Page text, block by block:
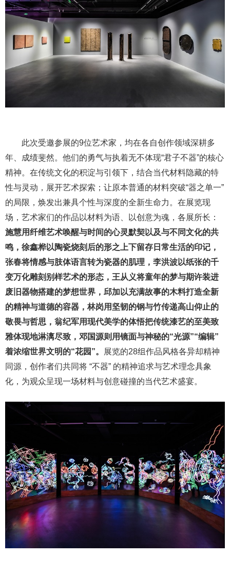
此次受邀参展的9位艺术家，均在各自创作领域深耕多
年、成绩斐然。他们的勇气与执着无不体现“君子不器”的核心
精神。在传统文化的积淀与引领下，结合当代材料隐藏的特
性与灵动，展开艺术探索；让原本普通的材料突破“器之单一”
的局限，焕发出兼具个性与深度的全新生命力。在展览现
场，艺术家们的作品以材料为语、以创意为魂，各展所长：
施慧用纤维艺术唤醒与时间的心灵默契以及与不同文化的共
鸣，徐鑫桦以陶瓷烧刻后的形之上下留存日常生活的印记，
张春将情感与肢体语言转为瓷器的肌理，李洪波以纸张的千
变万化雕刻别样艺术的形态，王从义将童年的梦与期许装进
废旧器物搭建的梦想世界，邱加以充满故事的木料打造全新
的精神与道德的容器，林岗用坚韧的钢与竹传递高山仰止的
敬畏与哲思，翁纪军用现代美学的体悟把传统漆艺的至美致
雅体现地淋漓尽致，邓国源则用镜面与神秘的“光源”“编辑”
着浓缩世界文明的“花园”。
展览的28组作品风格各异却精神
同源，创作者们共同将 “不器” 的精神追求与艺术理念具象
化，为观众呈现一场材料与创意碰撞的当代艺术盛宴。